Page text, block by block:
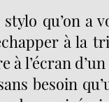
stylo qu’on a
à la
à l’écran
besoin